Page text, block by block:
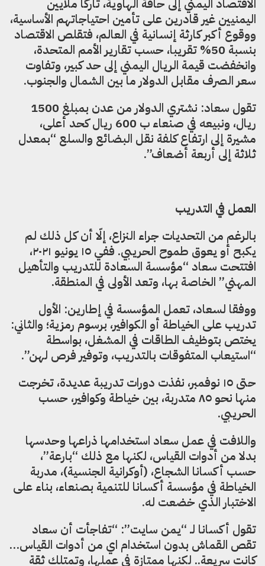
اليمنيين غير قادرين على تأمين احتياجاتهم الأساسية،
ووقوع أكبر كارثة إنسانية في العالم، فتقلص الاقتصاد
بنسبة 50% تقريبا، حسب تقارير الأمم المتحدة،
وانخفضت قيمة الريال اليمني إلى حد كبير، وتفاوت
سعر الصرف مقابل الدولار ما بين الشمال والجنوب.
تقول سعاد: نشتري الدولار من عدن بمبلغ 1500
ريال، ونبيعه في صنعاء ب 600 ريال كحد أعلى،
مشيرة إلى ارتفاع كلفة نقل البضائع والسلع “بمعدل
ثلاثة إلى أربعة أضعاف”.
العمل في التدريب
بالرغم من التحديات جراء النزاع، إلّا أن كل ذلك لم
يكبح أو يعوق طموح الحريبي. ففي ١٥ يونيو ٢٠٢١،
افتتحت سعاد “مؤسسة السعادة للتدريب والتأهيل
المهني” الخاصة بها، وتعد الأولى في المنطقة.
ووفقا لسعاد، تعمل المؤسسة في إطارين: الأول
تدريب على الخياطة أو الكوافير، برسوم رمزية؛ والثاني:
يختص بتوظيف الطاقات في المشغل، بواسطة
“استيعاب المتفوقات بالتدريب، وتوفير فرص لهن”.
حتى ١٥ نوفمبر، نفذت دورات تدريبة عديدة، تخرجت
منها نحو ٨٥ متدربة، بين خياطة وكوافير، حسب
الحريبي.
واللافت في عمل سعاد استخدامها ذراعها وحدسها
بدلا من أدوات القياس، لكنها مع ذلك “بارعة”،
حسب أكسانا الشجاع، (أوكرانية الجنسية)، مدربة
الخياطة في مؤسسة أكسانا للتنمية بصنعاء، بناء على
الاختبار الذي خضعت له.
تقول أكسانا لـ “يمن سايت”: “تفاجأت أن سعاد
تقص القماش بدون استخدام اي من أدوات القياس…
كانت سريعة.. لكنها ممتازة في عملها، وتمتلك ثقة